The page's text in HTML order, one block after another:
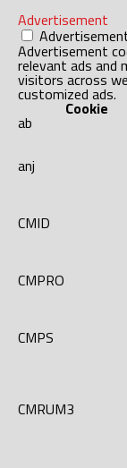
Advertisement
Advertisement
relevant ads and
visitors across
customized ads.
Cookie
ab
anj
CMID
CMPRO
CMPS
CMRUM3